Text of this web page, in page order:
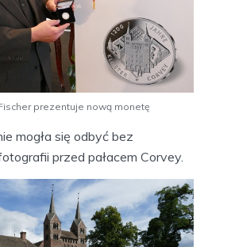
prezentuje nową monetę
mogła się odbyć bez
przed pałacem Corvey.